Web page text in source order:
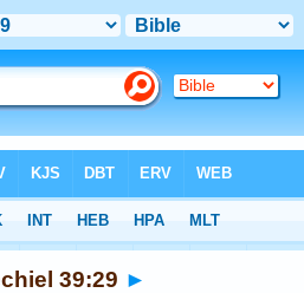
39:29 ►